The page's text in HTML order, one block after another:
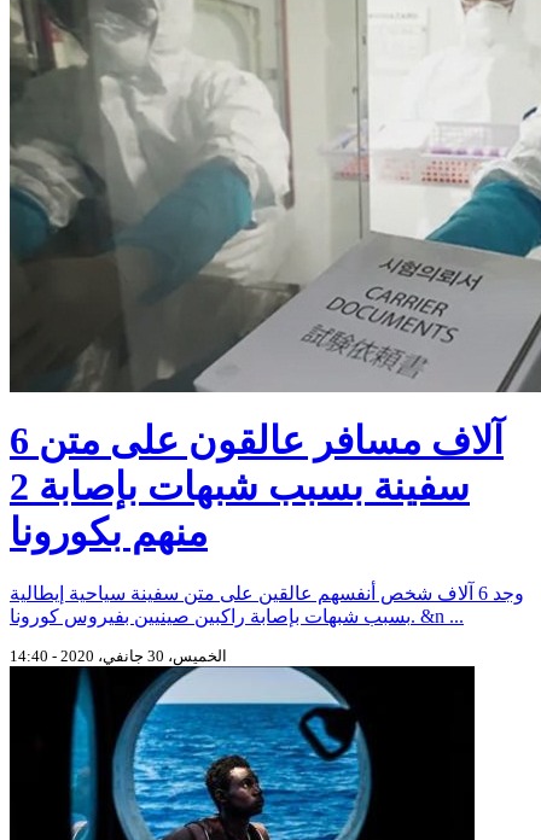
6 آلاف مسافر عالقون على متن
سفينة بسبب شبهات بإصابة 2
منهم بكورونا
وجد 6 آلاف شخص أنفسهم عالقين على متن سفينة سياحية إيطالية
بسبب شبهات بإصابة راكبين صينيين بفيروس كورونا. &n ...
الخميس، 30 جانفي، 2020 - 14:40